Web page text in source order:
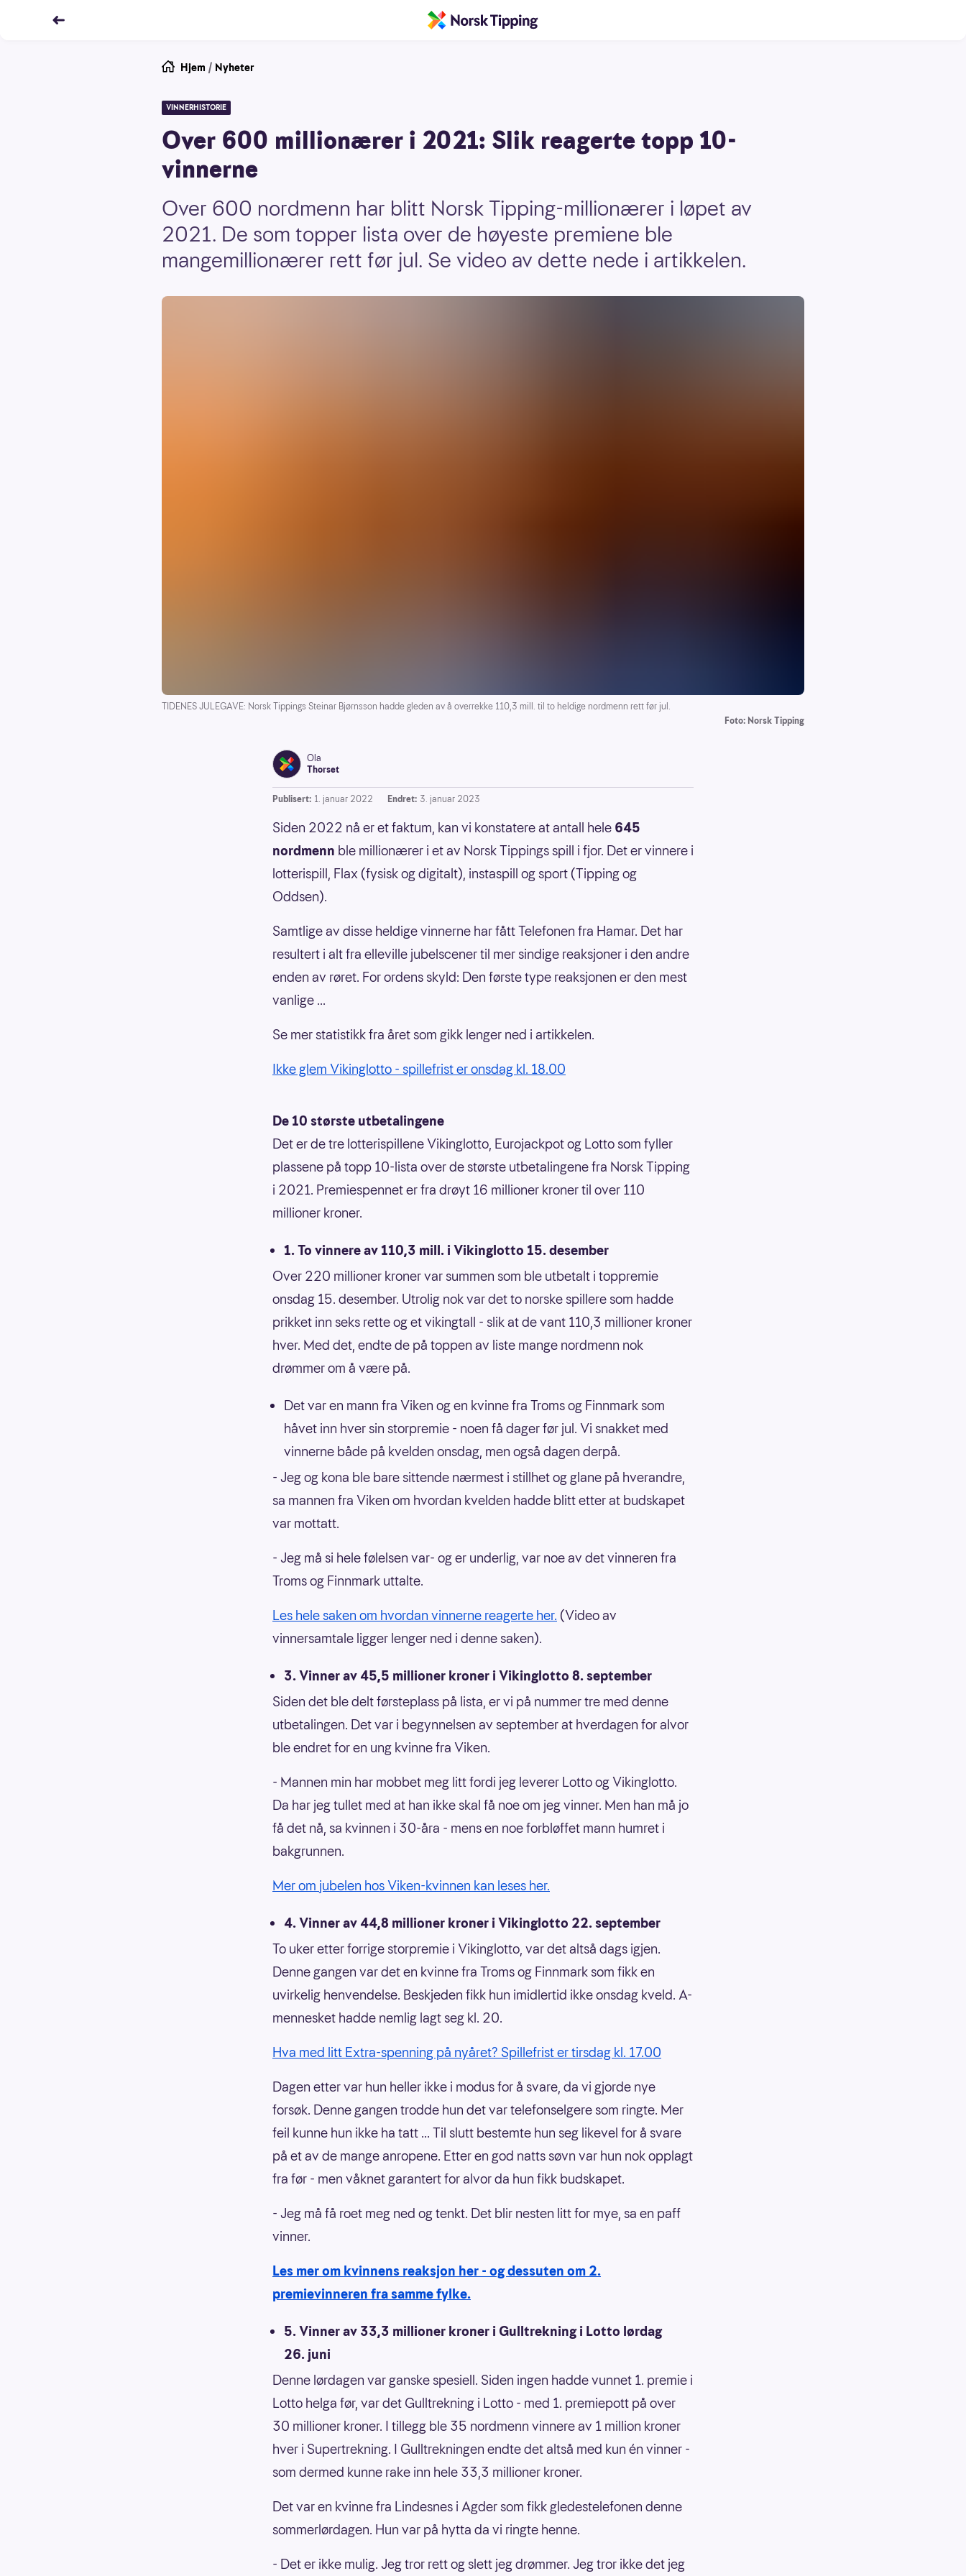
Hjem / Nyheter
VINNERHISTORIE
Over 600 millionærer i 2021: Slik reagerte topp 10-
vinnerne
Over 600 nordmenn har blitt Norsk Tipping-millionærer i løpet av
2021. De som topper lista over de høyeste premiene ble
mangemillionærer rett før jul. Se video av dette nede i artikkelen.
TIDENES JULEGAVE: Norsk Tippings Steinar Bjørnsson hadde gleden av å overrekke 110,3 mill. til to heldige nordmenn rett før jul.
Foto: Norsk Tipping
Ola
Thorset
Publisert: 1. januar 2022 Endret: 3. januar 2023
Siden 2022 nå er et faktum, kan vi konstatere at antall hele 645
nordmenn ble millionærer i et av Norsk Tippings spill i fjor. Det er vinnere i
lotterispill, Flax (fysisk og digitalt), instaspill og sport (Tipping og
Oddsen).
Samtlige av disse heldige vinnerne har fått Telefonen fra Hamar. Det har
resultert i alt fra elleville jubelscener til mer sindige reaksjoner i den andre
enden av røret. For ordens skyld: Den første type reaksjonen er den mest
vanlige ...
Se mer statistikk fra året som gikk lenger ned i artikkelen.
Ikke glem Vikinglotto - spillefrist er onsdag kl. 18.00
De 10 største utbetalingene
Det er de tre lotterispillene Vikinglotto, Eurojackpot og Lotto som fyller
plassene på topp 10-lista over de største utbetalingene fra Norsk Tipping
i 2021. Premiespennet er fra drøyt 16 millioner kroner til over 110
millioner kroner.
1. To vinnere av 110,3 mill. i Vikinglotto 15. desember
Over 220 millioner kroner var summen som ble utbetalt i toppremie
onsdag 15. desember. Utrolig nok var det to norske spillere som hadde
prikket inn seks rette og et vikingtall - slik at de vant 110,3 millioner kroner
hver. Med det, endte de på toppen av liste mange nordmenn nok
drømmer om å være på.
Det var en mann fra Viken og en kvinne fra Troms og Finnmark som
håvet inn hver sin storpremie - noen få dager før jul. Vi snakket med
vinnerne både på kvelden onsdag, men også dagen derpå.
- Jeg og kona ble bare sittende nærmest i stillhet og glane på hverandre,
sa mannen fra Viken om hvordan kvelden hadde blitt etter at budskapet
var mottatt.
- Jeg må si hele følelsen var- og er underlig, var noe av det vinneren fra
Troms og Finnmark uttalte.
Les hele saken om hvordan vinnerne reagerte her. (Video av
vinnersamtale ligger lenger ned i denne saken).
3. Vinner av 45,5 millioner kroner i Vikinglotto 8. september
Siden det ble delt førsteplass på lista, er vi på nummer tre med denne
utbetalingen. Det var i begynnelsen av september at hverdagen for alvor
ble endret for en ung kvinne fra Viken.
- Mannen min har mobbet meg litt fordi jeg leverer Lotto og Vikinglotto.
Da har jeg tullet med at han ikke skal få noe om jeg vinner. Men han må jo
få det nå, sa kvinnen i 30-åra - mens en noe forbløffet mann humret i
bakgrunnen.
Mer om jubelen hos Viken-kvinnen kan leses her.
4. Vinner av 44,8 millioner kroner i Vikinglotto 22. september
To uker etter forrige storpremie i Vikinglotto, var det altså dags igjen.
Denne gangen var det en kvinne fra Troms og Finnmark som fikk en
uvirkelig henvendelse. Beskjeden fikk hun imidlertid ikke onsdag kveld. A-
mennesket hadde nemlig lagt seg kl. 20.
Hva med litt Extra-spenning på nyåret? Spillefrist er tirsdag kl. 17.00
Dagen etter var hun heller ikke i modus for å svare, da vi gjorde nye
forsøk. Denne gangen trodde hun det var telefonselgere som ringte. Mer
feil kunne hun ikke ha tatt ... Til slutt bestemte hun seg likevel for å svare
på et av de mange anropene. Etter en god natts søvn var hun nok opplagt
fra før - men våknet garantert for alvor da hun fikk budskapet.
- Jeg må få roet meg ned og tenkt. Det blir nesten litt for mye, sa en paff
vinner.
Les mer om kvinnens reaksjon her - og dessuten om 2.
premievinneren fra samme fylke.
5. Vinner av 33,3 millioner kroner i Gulltrekning i Lotto lørdag
26. juni
Denne lørdagen var ganske spesiell. Siden ingen hadde vunnet 1. premie i
Lotto helga før, var det Gulltrekning i Lotto - med 1. premiepott på over
30 millioner kroner. I tillegg ble 35 nordmenn vinnere av 1 million kroner
hver i Supertrekning. I Gulltrekningen endte det altså med kun én vinner -
som dermed kunne rake inn hele 33,3 millioner kroner.
Det var en kvinne fra Lindesnes i Agder som fikk gledestelefonen denne
sommerlørdagen. Hun var på hytta da vi ringte henne.
- Det er ikke mulig. Jeg tror rett og slett jeg drømmer. Jeg tror ikke det jeg